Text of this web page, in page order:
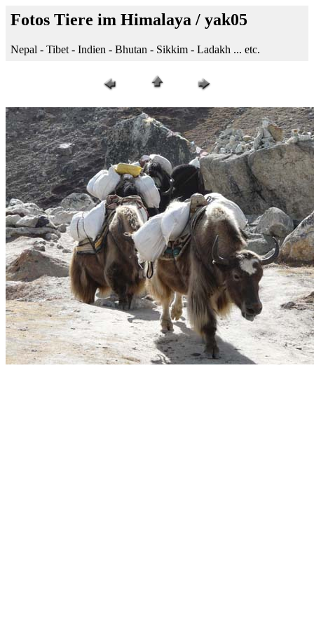
Fotos Tiere im Himalaya / yak05
Nepal - Tibet - Indien - Bhutan - Sikkim - Ladakh ... etc.